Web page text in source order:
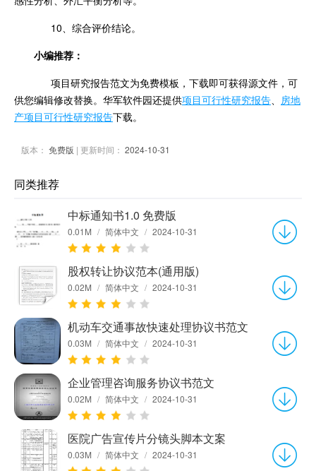
10、综合评价结论。
小编推荐：
项目研究报告范文为免费模板，下载即可获得源文件，可
供您编辑修改替换。华军软件园还提供项目可行性研究报告、 房地
产项目可行性研究报告下载。
版本： 免费版 | 更新时间： 2024-10-31
同类推荐
中标通知书1.0 免费版
0.01M / 简体中文 / 2024-10-31
股权转让协议范本(通用版)
0.02M / 简体中文 / 2024-10-31
机动车交通事故快速处理协议书范文
0.03M / 简体中文 / 2024-10-31
企业管理咨询服务协议书范文
0.02M / 简体中文 / 2024-10-31
医院广告宣传片分镜头脚本文案
0.03M / 简体中文 / 2024-10-31